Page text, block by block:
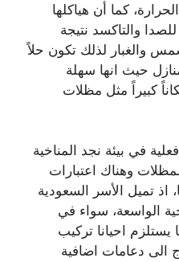
كما أن هياكلها
والتاكسد نتيجة
والغبار لذلك تكون حلاً
حيث انها سهلة
كبيراً مثل مظلات
في بيئة نجد المناخية
وهناك اعتبارات
اذ تميل الأسر السعودية
الواسعة، سواء في
يستلزم احيانا تركيب
الى دعامات اضافية